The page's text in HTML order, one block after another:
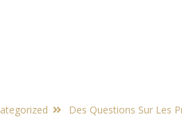
Des Questions Sur Les